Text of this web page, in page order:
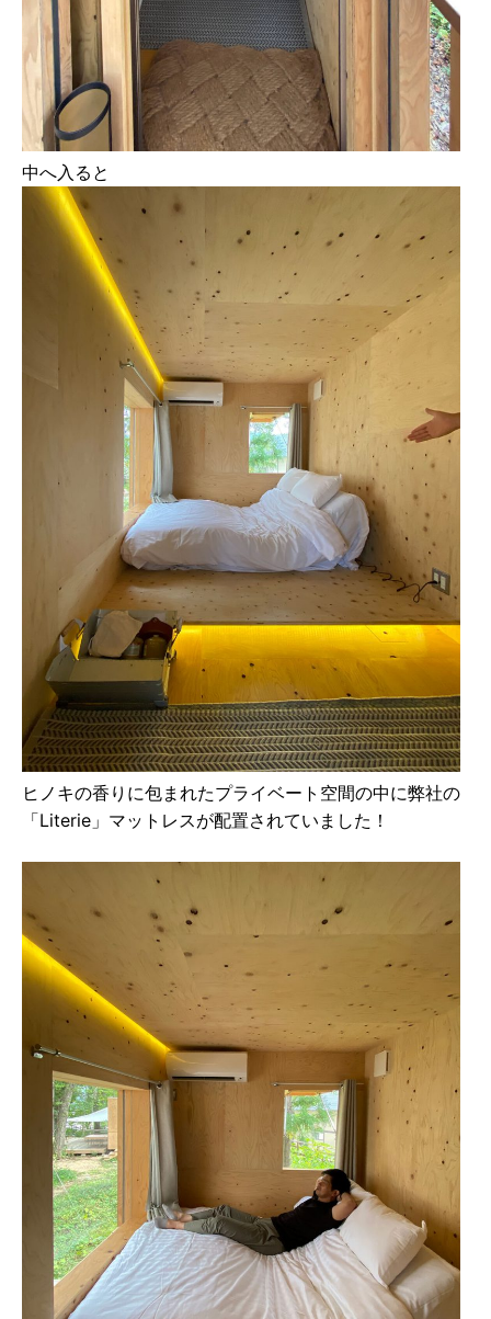
中へ⼊ると
ヒノキの⾹りに包まれたプライベート空間の中に弊社の
「Literie」マットレスが配置されていました！